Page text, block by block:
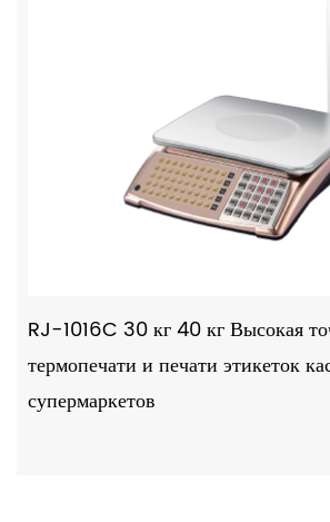
RJ-1016C 30 кг 40 кг Высокая
термопечати и печати этикеток
супермаркетов